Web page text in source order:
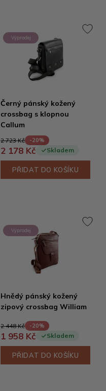
Výprodej
Černý pánský kožený
crossbag s klopnou
Callum
2 723 Kč -20%
2 178 Kč Skladem
PŘIDAT DO KOŠÍKU
Výprodej
Hnědý pánský kožený
zipový crossbag William
2 448 Kč -20%
1 958 Kč Skladem
PŘIDAT DO KOŠÍKU